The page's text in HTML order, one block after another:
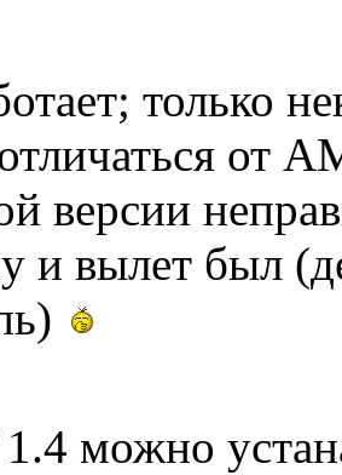
только
от
версии
и вылет был
можно